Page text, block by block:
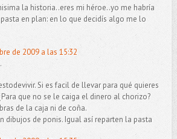
la historia..eres mi héroe..yo me habría
en plan: en lo que decidís algo me lo
de 2009 a las 15:32
Si es facil de llevar para qué quieres
que no se le caiga el dinero al chorizo?
de la caja ni de coña.
dibujos de ponis. Igual así reparten la pasta